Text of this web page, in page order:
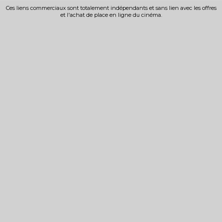
Ces liens commerciaux sont totalement indépendants et sans lien avec les offres
et l'achat de place en ligne du cinéma.